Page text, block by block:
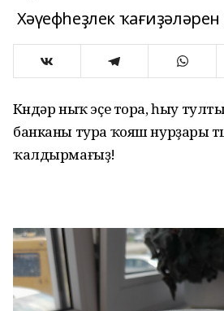
Хәүефһеҙлек
Көндәр ныҡ эҫе тора, һыу
банканы тура ҡояш нурҙары
ҡалдырмағыҙ!